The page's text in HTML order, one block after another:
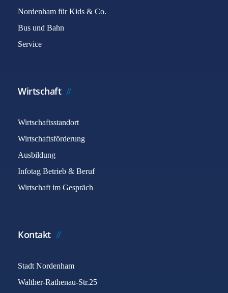
Nordenham für Kids & Co.
Bus und Bahn
Service
Wirtschaft
Wirtschaftsstandort
Wirtschaftsförderung
Ausbildung
Infotag Betrieb & Beruf
Wirtschaft im Gespräch
Kontakt
Stadt Nordenham
Walther-Rathenau-Str.25